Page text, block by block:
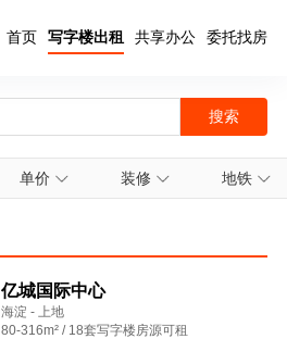
首页 写字楼出租 共享办公 委托找房
单价 装修 地铁
亿城国际中心
海淀 - 上地
80-316m² / 18套写字楼房源可租